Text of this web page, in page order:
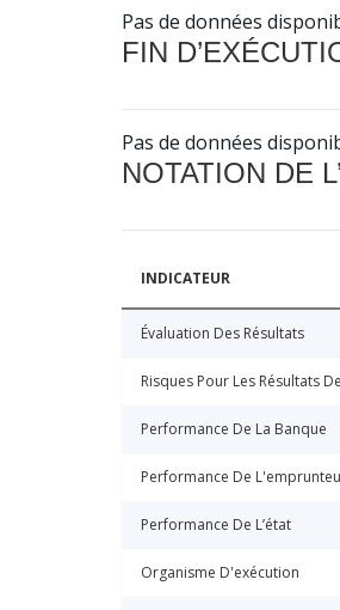
Pas de données
FIN
Pas de données
NOTATION DE
INDICATEUR
Évaluation Des Résultats
Risques Pour Les Résultats
Performance De La Banque
Performance De
Performance De L’état
Organisme D'exécution